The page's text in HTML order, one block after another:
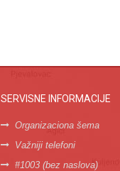
SERVISNE INFORMACIJE
Organizaciona šema
Važniji telefoni
#1003 (bez naslova)